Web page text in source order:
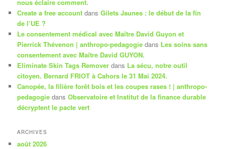
nous éclaire comment.
Create a free account dansGilets Jaunes : le début de la fin
de l’UE ?
Le consentement médical avec Maître David Guyon et
Pierrick Thévenon | anthropo-pedagogie dans Les soins sans
consentement avec Maître David GUYON.
Eliminate Skin Tags Remover dans La sécu, notre outil
citoyen. Bernard FRIOT à Cahors le 31 Mai 2024.
Canopée, la filière forêt bois et les coupes rases ! | anthropo-
pedagogie dansObservatoire et Institut de la finance durable
décryptent le pacte vert
ARCHIVES
août 2026